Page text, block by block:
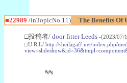
■22989 /inTopicNo.11) The Benefits Of
□投稿者/ door fitter Leeds -(2023/07/
□U R L/ http://sheilagaff.net/index.php/
%%